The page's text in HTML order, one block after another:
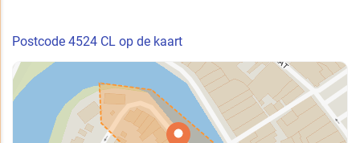
Postcode 4524 CL op de kaart